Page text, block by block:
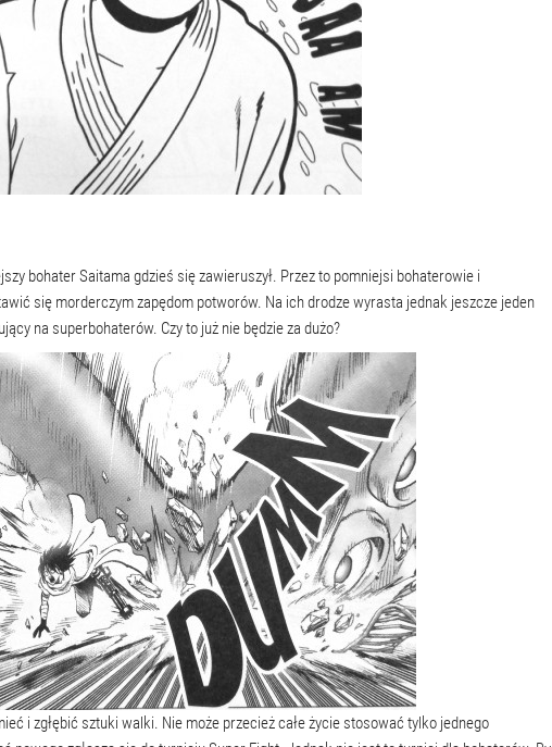
bohater Saitama gdzieś się zawieruszył. Przez to pomniejsi bohaterowie i
się morderczym zapędom potworów. Na ich drodze wyrasta jednak jeszcze jeden
na superbohaterów. Czy to już nie będzie za dużo?
i zgłębić sztuki walki. Nie może przecież całe życie stosować tylko jednego